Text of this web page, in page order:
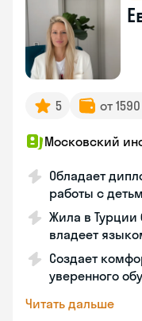
5 от
Московский
Обладает
работы с
Жила в Турции
владеет
Создает
уверенного
Читать дальше